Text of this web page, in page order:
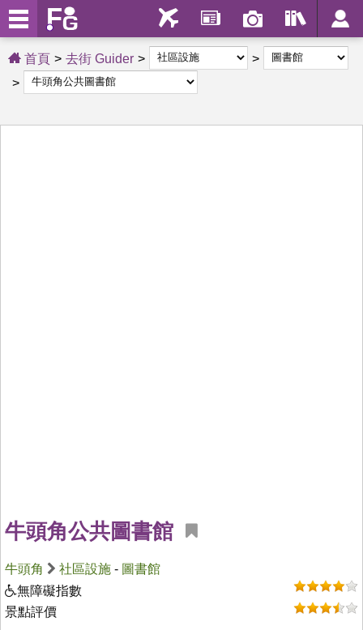
首頁 去街 Guider
牛頭角公共圖書館
牛頭角 社區設施 - 圖書館
無障礙指數
景點評價